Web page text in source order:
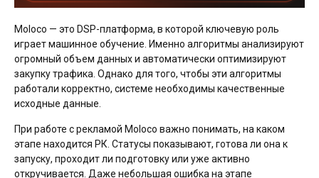
Moloco — это DSP-платформа, в которой ключевую роль
играет машинное обучение. Именно алгоритмы анализируют
огромный объем данных и автоматически оптимизируют
закупку трафика. Однако для того, чтобы эти алгоритмы
работали корректно, системе необходимы качественные
исходные данные.
При работе с рекламой Moloco важно понимать, на каком
этапе находится РК. Статусы показывают, готова ли она к
запуску, проходит ли подготовку или уже активно
откручивается. Даже небольшая ошибка на этапе